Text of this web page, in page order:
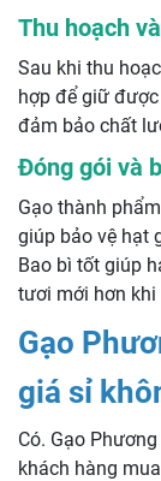
Thu hoạch
Sau khi thu
hợp để giữ
đảm bảo chất
Đóng gói và
Gạo thành
giúp bảo vệ hạt
Bao bì tốt giúp
tươi mới hơn khi
Gạo
giá sỉ
Có. Gạo
khách hàng